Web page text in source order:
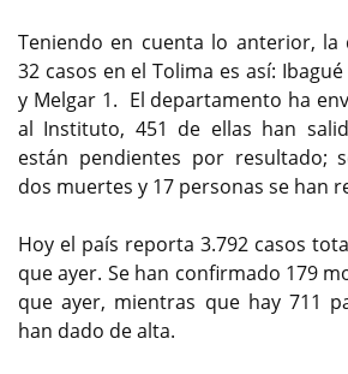
Teniendo en cuenta lo anterior,
32 casos en el Tolima es así:
y Melgar 1. El departamento ha
al Instituto, 451 de ellas han
están pendientes por resultado;
dos muertes y 17 personas se han
Hoy el país reporta 3.792 casos
que ayer. Se han confirmado 179
que ayer, mientras que hay 711
han dado de alta.